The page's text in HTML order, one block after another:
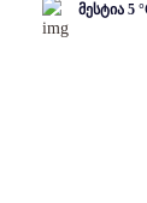
მესტია 5